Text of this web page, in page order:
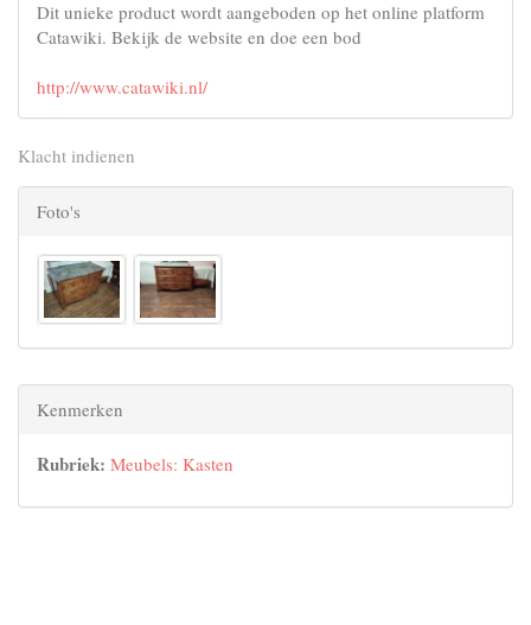
Dit unieke product wordt aangeboden op het online platform
Catawiki. Bekijk de website en doe een bod
http://www.catawiki.nl/
Klacht indienen
Foto's
Kenmerken
Rubriek: Meubels: Kasten